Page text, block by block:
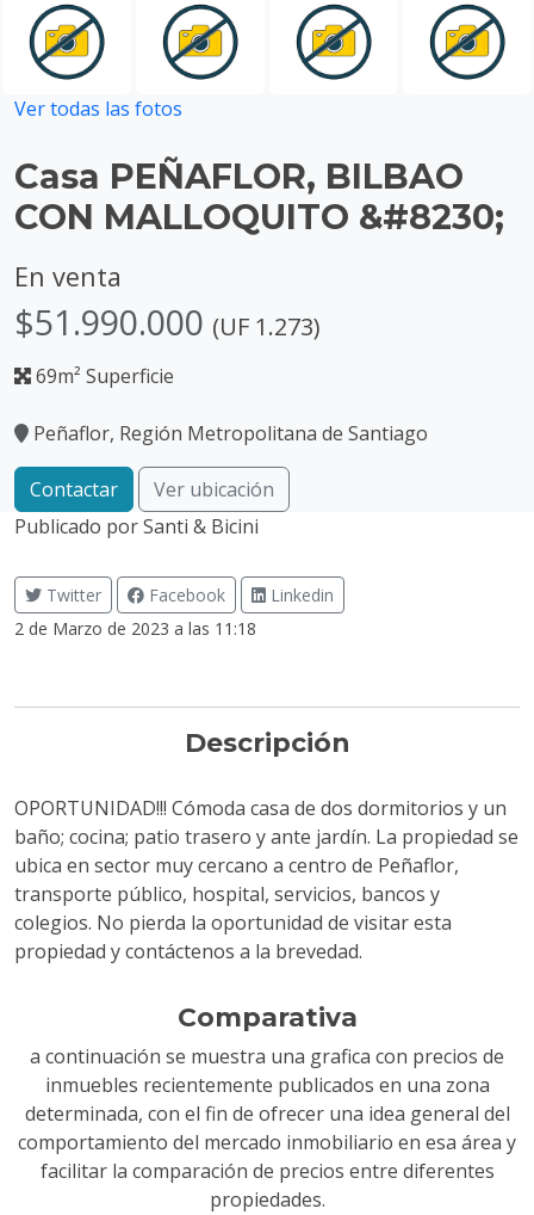
Ver todas las fotos
Casa PEÑAFLOR, BILBAO
CON MALLOQUITO &#8230;
En venta
$51.990.000 (UF 1.273)
69m² Superficie
Peñaflor, Región Metropolitana de Santiago
Contactar
Ver ubicación
Publicado porSanti & Bicini
Twitter Facebook
Linkedin
2 de Marzo de 2023 a las 11:18
Descripción
OPORTUNIDAD!!! Cómoda casa de dos dormitorios y un
baño; cocina; patio trasero y ante jardín. La propiedad se
ubica en sector muy cercano a centro de Peñaflor,
transporte público, hospital, servicios, bancos y
colegios. No pierda la oportunidad de visitar esta
propiedad y contáctenos a la brevedad.
Comparativa
a continuación se muestra una grafica con precios de
inmuebles recientemente publicados en una zona
determinada, con el fin de ofrecer una idea general del
comportamiento del mercado inmobiliario en esa área y
facilitar la comparación de precios entre diferentes
propiedades.